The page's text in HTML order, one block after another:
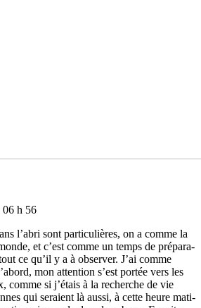
06 h 56
l’abri sont par­­ti­­cu­­liè­­res, on a comme la
et c’est comme un temps de pré­­pa­­ra­­
ce qu’il y a à obser­­ver. J’ai comme
mon atten­­tion s’est portée vers les
comme si j’étais à la recher­­che de vie
qui seraient là aussi, à cette heure mati­­